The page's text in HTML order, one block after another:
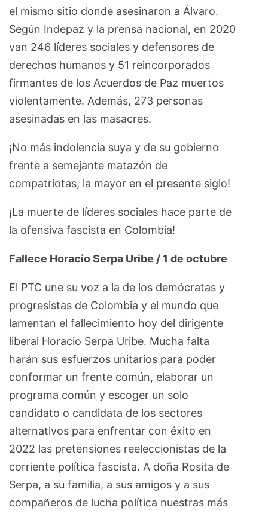
el mismo sitio donde asesinaron a Álvaro.
Según Indepaz y la prensa nacional, en 2020
van 246 líderes sociales y defensores de
derechos humanos y 51 reincorporados
firmantes de los Acuerdos de Paz muertos
violentamente. Además, 273 personas
asesinadas en las masacres.
¡No más indolencia suya y de su gobierno
frente a semejante matazón de
compatriotas, la mayor en el presente siglo!
¡La muerte de líderes sociales hace parte de
la ofensiva fascista en Colombia!
Fallece Horacio Serpa Uribe / 1 de octubre
El PTC une su voz a la de los demócratas y
progresistas de Colombia y el mundo que
lamentan el fallecimiento hoy del dirigente
liberal Horacio Serpa Uribe. Mucha falta
harán sus esfuerzos unitarios para poder
conformar un frente común, elaborar un
programa común y escoger un solo
candidato o candidata de los sectores
alternativos para enfrentar con éxito en
2022 las pretensiones reeleccionistas de la
corriente política fascista. A doña Rosita de
Serpa, a su familia, a sus amigos y a sus
compañeros de lucha política nuestras más